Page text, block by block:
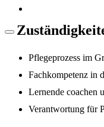
Pflegeprozess im
Fachkompetenz in
Lernende coachen
Verantwortung für